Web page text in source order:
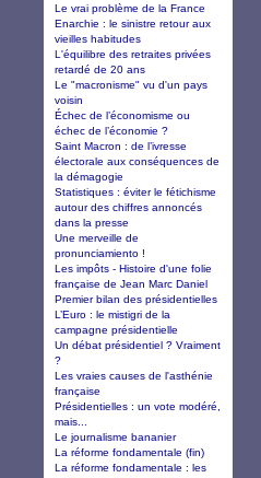
Le vrai problème de la France
Enarchie : le sinistre retour aux
vieilles habitudes
L'équilibre des retraites privées
retardé de 20 ans
Le "macronisme" vu d'un pays
voisin
Échec de l’économisme ou
échec de l’économie ?
Saint Macron : de l’ivresse
électorale aux conséquences de
la démagogie
Statistiques : éviter le fétichisme
autour des chiffres annoncés
dans la presse
Une merveille de
pronunciamiento !
Les impôts - Histoire d'une folie
française de Jean Marc Daniel
Premier bilan des présidentielles
L’Euro : le mistigri de la
campagne présidentielle
Un débat présidentiel ? Vraiment
?
Les vraies causes de l'asthénie
française
Présidentielles : un vote modéré,
mais...
Le journalisme bananier
La réforme fondamentale (fin)
La réforme fondamentale : les